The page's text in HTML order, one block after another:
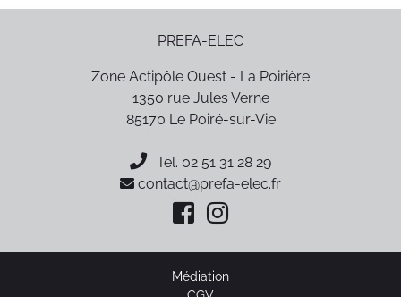
PREFA-ELEC
Zone Actipôle Ouest - La Poirière
1350 rue Jules Verne
85170 Le Poiré-sur-Vie
Tel. 02 51 31 28 29
contact@prefa-elec.fr
Médiation